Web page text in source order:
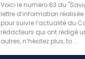
Voici le numéro 63 du
lettre d’information réalisée
pour suivre l’actualité du
rédacteurs qui ont rédigé
autres, n’hésitez plus, to ...